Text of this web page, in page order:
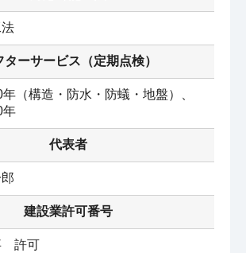
ターサービス（定期点検）
（構造・防水・防蟻・地盤）、
年
代表者
建設業許可番号
許可